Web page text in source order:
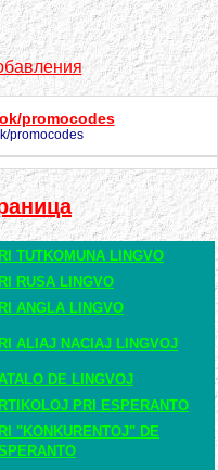
promocodes
promocodes
TUTKOMUNA LINGVO
RUSA LINGVO
ANGLA LINGVO
ALIAJ NACIAJ LINGVOJ
DE LINGVOJ
PRI ESPERANTO
"KONKURENTOJ" DE